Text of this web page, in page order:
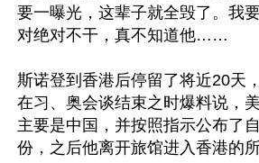
要一曝光，这辈子就全毁了。我
对绝对不干，真不知道他……
斯诺登到香港后停留了将近20天
在习、奥会谈结束之时爆料说，
主要是中国，并按照指示公布了
份，之后他离开旅馆进入香港的所